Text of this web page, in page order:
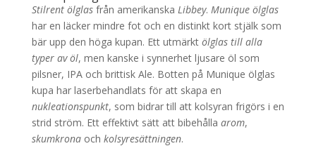
Stilrent ölglasfrån amerikanska Libbey. Munique ölglas
har en läcker mindre fot och en distinkt kort stjälk som
bär upp den höga kupan. Ett utmärkt ölglas till alla
typer av öl, men kanske i synnerhet ljusare öl som
pilsner, IPA och brittisk Ale. Botten på Munique ölglas
kupa har laserbehandlats för att skapa en
nukleationspunkt, som bidrar till att kolsyran frigörs i en
strid ström. Ett effektivt sätt att bibehålla arom,
skumkronaoch kolsyresättningen.